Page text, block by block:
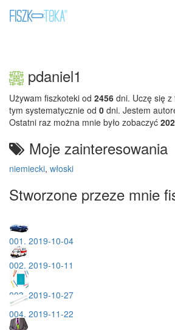
pdaniel1
Używam fiszkoteki od 2456 dni. Uczę się z
tym systematycznie od 0 dni. Jestem
Ostatni raz można mnie było zobaczyć
Moje zainteresowania
niemiecki, włoski
Stworzone przeze mnie
001. 2019-10-04
002. 2019-10-11
003. 2019-10-27
004. 2019-11-22